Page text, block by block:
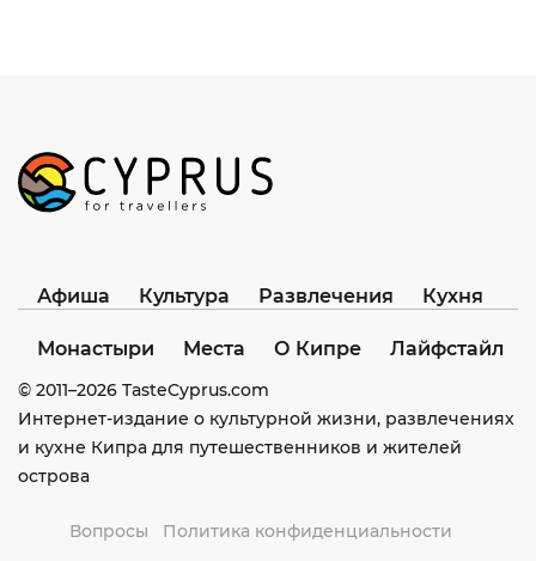
Афиша Культура Развлечения Кухня
Монастыри Места О Кипре Лайфстайл
© 2011–2026 TasteCyprus.com
Интернет-издание о культурной жизни, развлечениях
и кухне Кипра для путешественников и жителей
острова
Вопросы Политика конфиденциальности